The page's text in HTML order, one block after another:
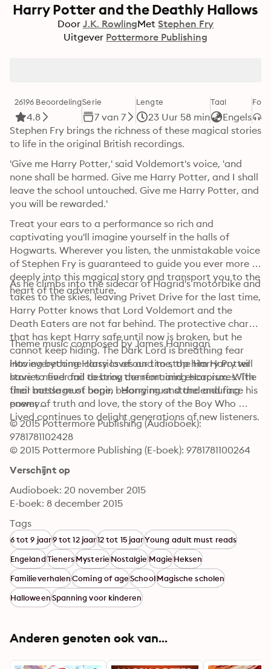
Harry Potter and the Deathly Hallows
Door J.K. RowlingMet Stephen Fry
Uitgever Pottermore Publishing
26196 Beoordeling
4.8
Serie
7 van 7
Lengte
23 Uur 58 min
Taal
Engels
Stephen Fry brings the richness of these magical stories
to life in the original British recordings.
'Give me Harry Potter,' said Voldemort's voice, 'and
none shall be harmed. Give me Harry Potter, and I shall
leave the school untouched. Give me Harry Potter, and
you will be rewarded.'
Treat your ears to a performance so rich and
captivating you'll imagine yourself in the halls of
Hogwarts. Wherever you listen, the unmistakable voice
of Stephen Fry is guaranteed to guide you ever more
deeply into this magical story and transport you to the
heart of the adventure.
As he climbs into the sidecar of Hagrid's motorbike and
takes to the skies, leaving Privet Drive for the last time,
Harry Potter knows that Lord Voldemort and the
Death Eaters are not far behind. The protective charm
that has kept Harry safe until now is broken, but he
cannot keep hiding. The Dark Lord is breathing fear
into everything Harry loves and to stop him Harry will
have to find and destroy the remaining Horcruxes. The
final battle must begin - Harry must stand and face his
enemy...
Theme music composed by James Hannigan
Having become classics of our time, the Harry Potter
stories never fail to bring comfort and escapism. With
their message of hope, belonging and the enduring
power of truth and love, the story of the Boy Who
Lived continues to delight generations of new listeners.
© 2015 Pottermore Publishing (Audioboek):
9781781102428
© 2015 Pottermore Publishing (E-boek): 9781781100264
Verschijnt op
Audioboek: 20 november 2015
E-boek: 8 december 2015
Tags
6 tot 9 jaar9 tot 12 jaar12 tot 15 jaarYoung adult must reads
EngelandTienersMysterieNostalgieMagieHeksen
FamilieverhalenComing of ageSchoolMagische scholen
HalloweenSpanning voor kinderen
Anderen genoten ook van...